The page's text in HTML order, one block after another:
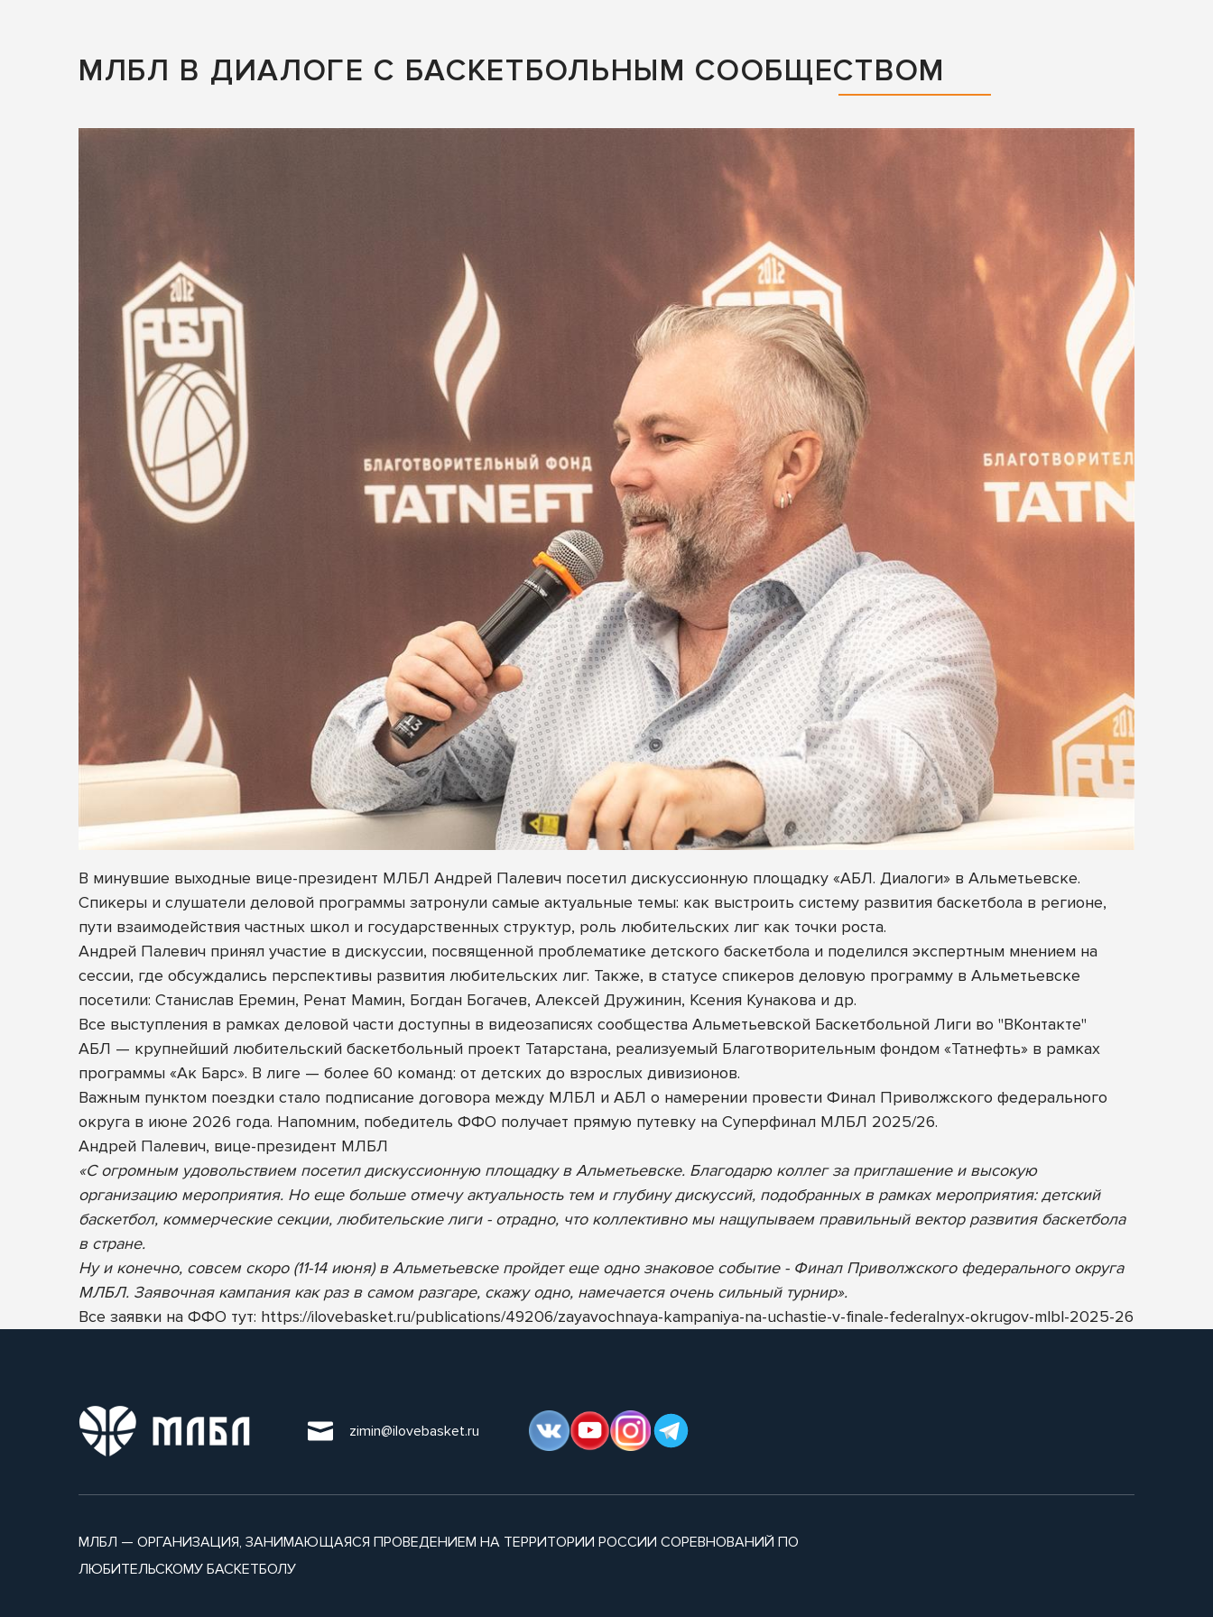
МЛБЛ В ДИАЛОГЕ С БАСКЕТБОЛЬНЫМ СООБЩЕСТВОМ
В минувшие выходные вице-президент МЛБЛ Андрей Палевич посетил дискуссионную площадку «АБЛ. Диалоги» в Альметьевске.
Спикеры и слушатели деловой программы затронули самые актуальные темы: как выстроить систему развития баскетбола в регионе,
пути взаимодействия частных школ и государственных структур, роль любительских лиг как точки роста.
Андрей Палевич принял участие в дискуссии, посвященной проблематике детского баскетбола и поделился экспертным мнением на
сессии, где обсуждались перспективы развития любительских лиг. Также, в статусе спикеров деловую программу в Альметьевске
посетили: Станислав Еремин, Ренат Мамин, Богдан Богачев, Алексей Дружинин, Ксения Кунакова и др.
Все выступления в рамках деловой части доступны в видеозаписях сообщества Альметьевской Баскетбольной Лиги во "ВКонтакте"
АБЛ — крупнейший любительский баскетбольный проект Татарстана, реализуемый Благотворительным фондом «Татнефть» в рамках
программы «Ак Барс». В лиге — более 60 команд: от детских до взрослых дивизионов.
Важным пунктом поездки стало подписание договора между МЛБЛ и АБЛ о намерении провести Финал Приволжского федерального
округа в июне 2026 года. Напомним, победитель ФФО получает прямую путевку на Суперфинал МЛБЛ 2025/26.
Андрей Палевич, вице-президент МЛБЛ
«С огромным удовольствием посетил дискуссионную площадку в Альметьевске. Благодарю коллег за приглашение и высокую
организацию мероприятия. Но еще больше отмечу актуальность тем и глубину дискуссий, подобранных в рамках мероприятия: детский
баскетбол, коммерческие секции, любительские лиги - отрадно, что коллективно мы нащупываем правильный вектор развития баскетбола
в стране.
Ну и конечно, совсем скоро (11-14 июня) в Альметьевске пройдет еще одно знаковое событие - Финал Приволжского федерального округа
МЛБЛ. Заявочная кампания как раз в самом разгаре, скажу одно, намечается очень сильный турнир».
Все заявки на ФФО тут: https://ilovebasket.ru/publications/49206/zayavochnaya-kampaniya-na-uchastie-v-finale-federalnyx-okrugov-mlbl-2025-26
zimin@ilovebasket.ru
МЛБЛ — ОРГАНИЗАЦИЯ, ЗАНИМАЮЩАЯСЯ ПРОВЕДЕНИЕМ НА ТЕРРИТОРИИ РОССИИ СОРЕВНОВАНИЙ ПО
ЛЮБИТЕЛЬСКОМУ БАСКЕТБОЛУ